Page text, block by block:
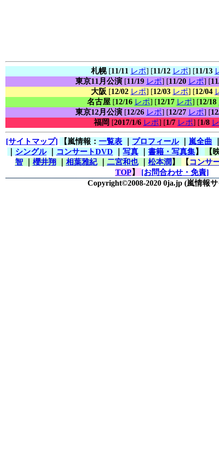
札幌[11/11 レポ] [11/12 レポ] [11/13
東京11月公演 [11/19 レポ] [11/20 レポ] [
大阪 [12/02 レポ] [12/03 レポ] [12/04
名古屋 [12/16 レポ] [12/17 レポ] [12/18
東京12月公演 [12/26 レポ] [12/27 レポ] [
福岡 [2017/1/6 レポ] [1/7 レポ] [1/8
[サイトマップ] 【嵐情報： 一覧表 プロフィール｜ 嵐全曲
シングル｜ コンサートDVD 写真 書籍・写真集】
【
智｜ 櫻井翔 相葉雅紀｜ 二宮和也｜ 松本潤 】 【 コンサ
TOP】 [お問合わせ・免責]
Copyright©2008-2020 0ja.jp (嵐情報